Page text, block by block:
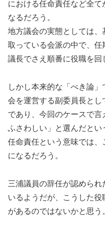
における任命責任など全
なるだろう。
地方議会の実態としては
取っている会派の中で、任
議長でさえ順番に役職を回
しかし本来的な「べき論
会を運営する副委員長とし
であり、今回のケースで
ふさわしい」と選んだとい
任命責任という意味では、
になるだろう。
三浦議員の辞任が認めら
いるようだが、こうした
があるのではないかと思う